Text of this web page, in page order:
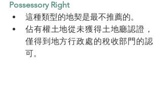
Possessory Right
這種類型的地契是最不推薦的。
佔有權土地從未獲得土地廳認證，
僅得到地方行政處的稅收部門的認
可。